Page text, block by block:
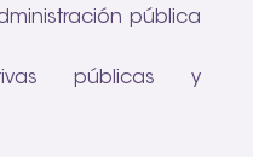
pública
públicas y